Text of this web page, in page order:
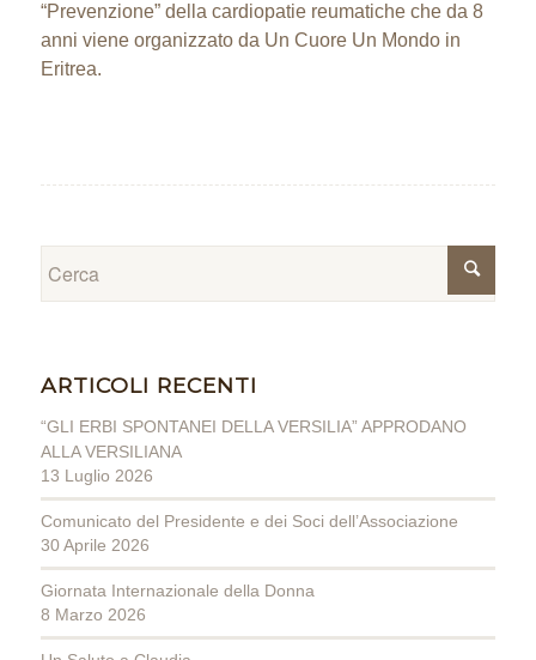
“Prevenzione” della cardiopatie reumatiche che da 8
anni viene organizzato da Un Cuore Un Mondo in
Eritrea.
ARTICOLI RECENTI
“GLI ERBI SPONTANEI DELLA VERSILIA” APPRODANO
ALLA VERSILIANA
13 Luglio 2026
Comunicato del Presidente e dei Soci dell’Associazione
30 Aprile 2026
Giornata Internazionale della Donna
8 Marzo 2026